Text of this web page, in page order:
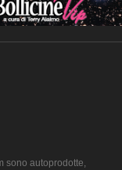
sono autoprodotte,